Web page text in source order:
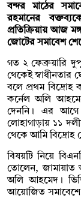
বন্দর মাঠের
রহমানের
প্রতিক্রিয়ায় আজ
জোটের সমাবেশ
গত ২ ফেব্রুয়ারি
থেকেই স্বাধীনতার
বলে প্রথম বিদ্রোহ
কর্নেল অলি
দেননি। এর আগে
লোহাগাড়ায় ১১
থেকে আমি বিদ্রোহ
বিষয়টি নিয়ে
তোলেন, জামায়াত
অলি আহমেদ।
আয়োজিত সমাবেশে